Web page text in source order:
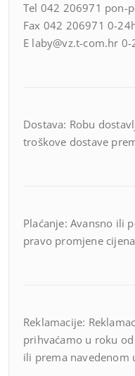
Tel 042 206971 pon-
Fax 042 206971 0-
E laby@vz.t-com.hr 0-
Dostava: Robu
troškove dostave
Plaćanje: Avansno ili
pravo promjene
Reklamacije:
prihvaćamo u roku
ili prema navedenom